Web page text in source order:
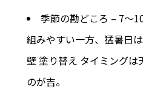
季節の勘どころ – 7～
組みやすい一方、猛暑日
壁 塗り替え タイミングは
のが吉。